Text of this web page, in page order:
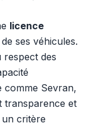
licence
ses véhicules.
respect des
comme Sevran,
transparence et
critère